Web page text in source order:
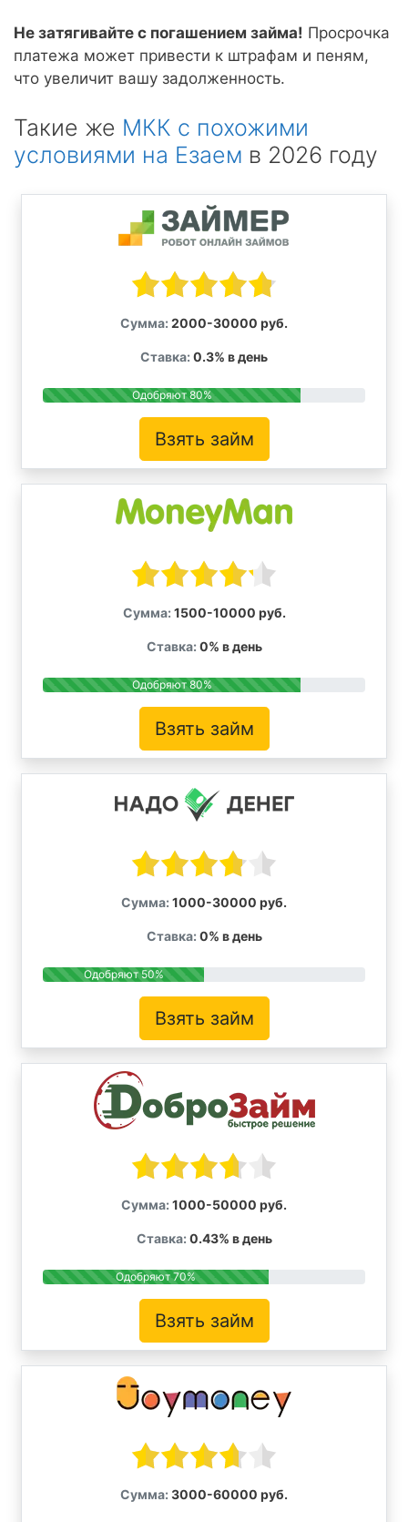
Не затягивайте с погашением займа! Просрочка
платежа может привести к штрафам и пеням,
что увеличит вашу задолженность.
Такие же МКК с похожими
условиями на Езаем в 2026 году
Сумма: 2000-30000 руб.
Ставка: 0.3% в день
Одобряют 80%
Взять займ
Сумма: 1500-10000 руб.
Ставка: 0% в день
Одобряют 80%
Взять займ
Сумма: 1000-30000 руб.
Ставка: 0% в день
Одобряют 50%
Взять займ
Сумма: 1000-50000 руб.
Ставка: 0.43% в день
Одобряют 70%
Взять займ
Сумма: 3000-60000 руб.